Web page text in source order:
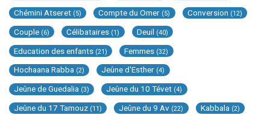
Chémini Atseret (5) Compte du Omer (5) Conversion (12)
Couple (6) Célibataires (1) Deuil (40)
Education des enfants (21) Femmes (32)
Hochaana Rabba (2) Jeûne d'Esther (4)
Jeûne de Guedalia (3) Jeûne du 10 Tévet (4)
Jeûne du 17 Tamouz (11) Jeûne du 9 Av (22) Kabbala (2)